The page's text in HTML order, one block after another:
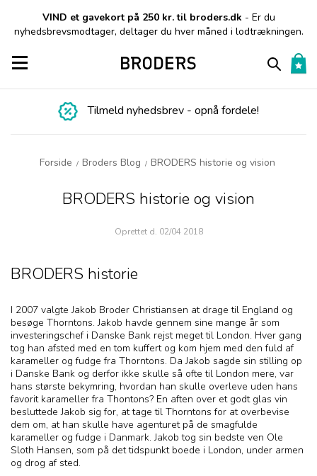
VIND et gavekort på 250 kr. til broders.dk - Er du
nyhedsbrevsmodtager, deltager du hver måned i lodtrækningen.
Toggle navigation
Tilmeld nyhedsbrev - opnå fordele!
Forside / Broders Blog / BRODERS historie og vision
BRODERS historie og vision
Oprettet d. 02/04 2018
BRODERS historie
I 2007 valgte Jakob Broder Christiansen at drage til England og
besøge Thorntons. Jakob havde gennem sine mange år som
investeringschef i Danske Bank rejst meget til London. Hver gang
tog han afsted med en tom kuffert og kom hjem med den fuld af
karameller og fudge fra Thorntons. Da Jakob sagde sin stilling op
i Danske Bank og derfor ikke skulle så ofte til London mere, var
hans største bekymring, hvordan han skulle overleve uden hans
favorit karameller fra Thontons? En aften over et godt glas vin
besluttede Jakob sig for, at tage til Thorntons for at overbevise
dem om, at han skulle have agenturet på de smagfulde
karameller og fudge i Danmark. Jakob tog sin bedste ven Ole
Sloth Hansen, som på det tidspunkt boede i London, under armen
og drog af sted.